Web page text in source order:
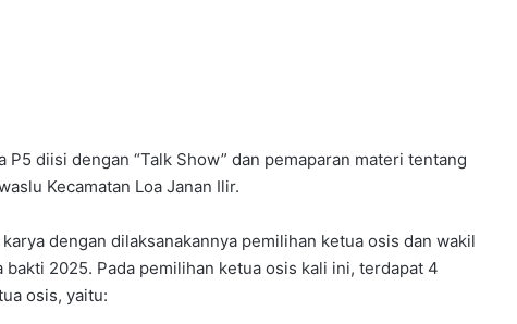
P5 diisi dengan “Talk Show” dan pemaparan materi tentang
Kecamatan Loa Janan Ilir.
dengan dilaksanakannya pemilihan ketua osis dan wakil
bakti 2025. Pada pemilihan ketua osis kali ini, terdapat 4
osis, yaitu: